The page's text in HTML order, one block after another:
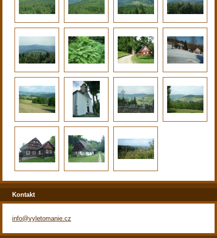
Kontakt
info@vyletomanie.cz